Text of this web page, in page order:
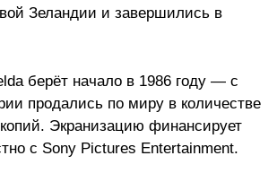
Зеландии и завершились в
берёт начало в 1986 году — с
продались по миру в количестве
Экранизацию финансирует
с Sony Pictures Entertainment.